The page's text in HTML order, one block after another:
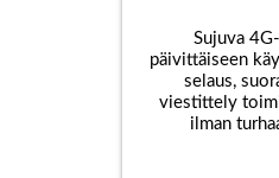
Sujuva
päivittäiseen
selaus,
viestittely
ilman